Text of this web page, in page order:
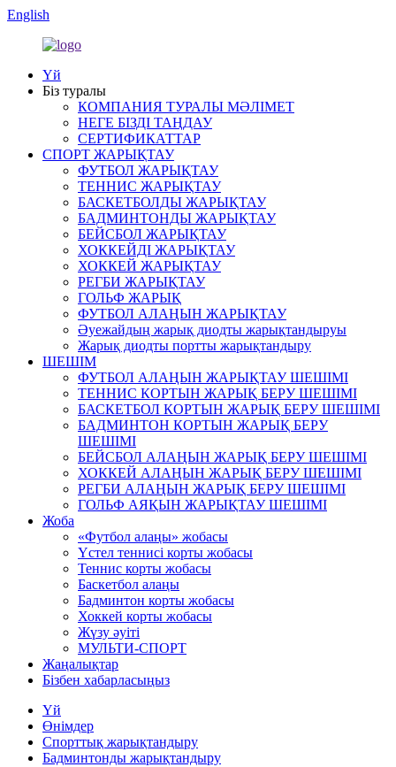
English
Үй
Біз туралы
КОМПАНИЯ ТУРАЛЫ МӘЛІМЕТ
НЕГЕ БІЗДІ ТАҢДАУ
СЕРТИФИКАТТАР
СПОРТ ЖАРЫҚТАУ
ФУТБОЛ ЖАРЫҚТАУ
ТЕННИС ЖАРЫҚТАУ
БАСКЕТБОЛДЫ ЖАРЫҚТАУ
БАДМИНТОНДЫ ЖАРЫҚТАУ
БЕЙСБОЛ ЖАРЫҚТАУ
ХОККЕЙДІ ЖАРЫҚТАУ
ХОККЕЙ ЖАРЫҚТАУ
РЕГБИ ЖАРЫҚТАУ
ГОЛЬФ ЖАРЫҚ
ФУТБОЛ АЛАҢЫН ЖАРЫҚТАУ
Әуежайдың жарық диодты жарықтандыруы
Жарық диодты портты жарықтандыру
ШЕШІМ
ФУТБОЛ АЛАҢЫН ЖАРЫҚТАУ ШЕШІМІ
ТЕННИС КОРТЫН ЖАРЫҚ БЕРУ ШЕШІМІ
БАСКЕТБОЛ КОРТЫН ЖАРЫҚ БЕРУ ШЕШІМІ
БАДМИНТОН КОРТЫН ЖАРЫҚ БЕРУ
ШЕШІМІ
БЕЙСБОЛ АЛАҢЫН ЖАРЫҚ БЕРУ ШЕШІМІ
ХОККЕЙ АЛАҢЫН ЖАРЫҚ БЕРУ ШЕШІМІ
РЕГБИ АЛАҢЫН ЖАРЫҚ БЕРУ ШЕШІМІ
ГОЛЬФ АЯҚЫН ЖАРЫҚТАУ ШЕШІМІ
Жоба
«Футбол алаңы» жобасы
Үстел теннисі корты жобасы
Теннис корты жобасы
Баскетбол алаңы
Бадминтон корты жобасы
Хоккей корты жобасы
Жүзу әуіті
МУЛЬТИ-СПОРТ
Жаңалықтар
Бізбен хабарласыңыз
Үй
Өнімдер
Спорттық жарықтандыру
Бадминтонды жарықтандыру